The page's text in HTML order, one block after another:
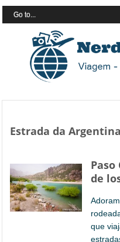
Estrada da
Paso
de
que